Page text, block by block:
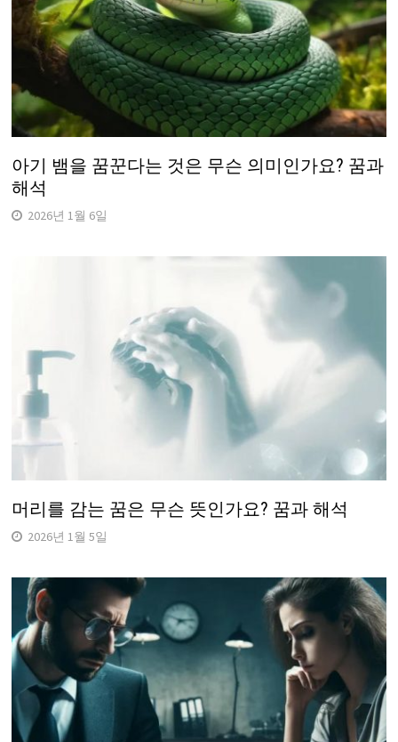
아기 뱀을 꿈꾼다는 것은 무슨 의미인가요? 꿈과
해석
2026년 1월 6일
머리를 감는 꿈은 무슨 뜻인가요? 꿈과 해석
2026년 1월 5일